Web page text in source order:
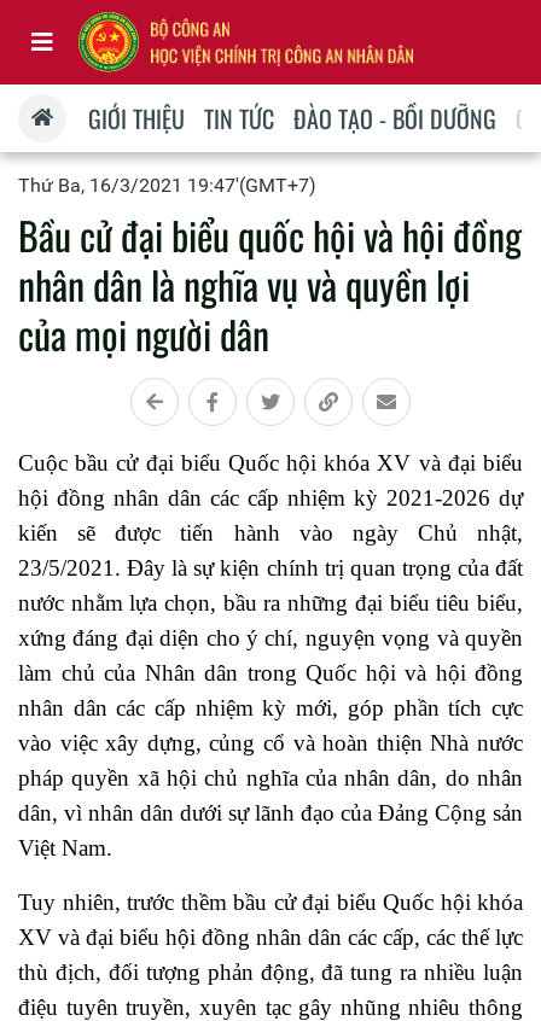
GIỚI THIỆU TIN TỨC ĐÀO TẠO - BỒI DƯỠNG
Thứ Ba, 16/3/2021 19:47'(GMT+7)
Bầu cử đại biểu quốc hội và hội đồng
nhân dân là nghĩa vụ và quyền lợi
của mọi người dân
Cuộc bầu cử đại biểu Quốc hội khóa XV và đại biểu
hội đồng nhân dân các cấp nhiệm kỳ 2021-2026 dự
kiến sẽ được tiến hành vào ngày Chủ nhật,
23/5/2021. Đây là sự kiện chính trị quan trọng của đất
nước nhằm lựa chọn, bầu ra những đại biểu tiêu biểu,
xứng đáng đại diện cho ý chí, nguyện vọng và quyền
làm chủ của Nhân dân trong Quốc hội và hội đồng
nhân dân các cấp nhiệm kỳ mới, góp phần tích cực
vào việc xây dựng, củng cổ và hoàn thiện Nhà nước
pháp quyền xã hội chủ nghĩa của nhân dân, do nhân
dân, vì nhân dân dưới sự lãnh đạo của Đảng Cộng sản
Việt Nam.
Tuy nhiên, trước thềm bầu cử đại biểu Quốc hội khóa
XV và đại biểu hội đồng nhân dân các cấp, các thế lực
thù địch, đối tượng phản động, đã tung ra nhiều luận
điệu tuyên truyền, xuyên tạc gây nhũng nhiêu thông